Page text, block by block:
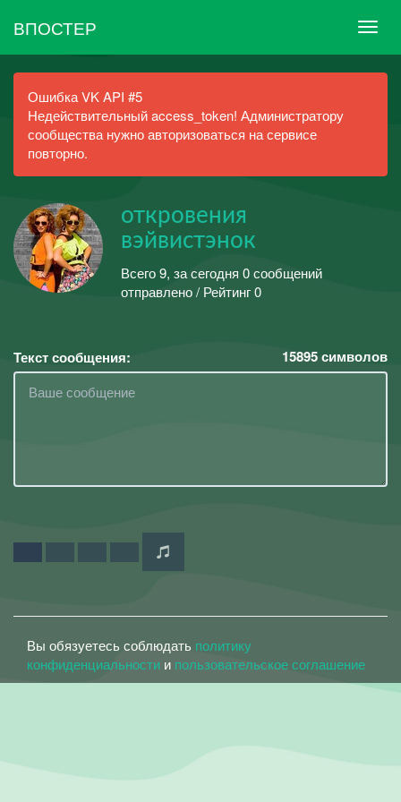
ВПОСТЕР
Ошибка VK API #5
Недействительный access_token! Администратору
сообщества нужно авторизоваться на сервисе
повторно.
откровения
вэйвистэнок
Всего 9, за сегодня 0 сообщений
отправлено / Рейтинг 0
Текст сообщения: 15895символов
Вы обязуетесь соблюдать политику
конфиденциальности и пользовательское соглашение